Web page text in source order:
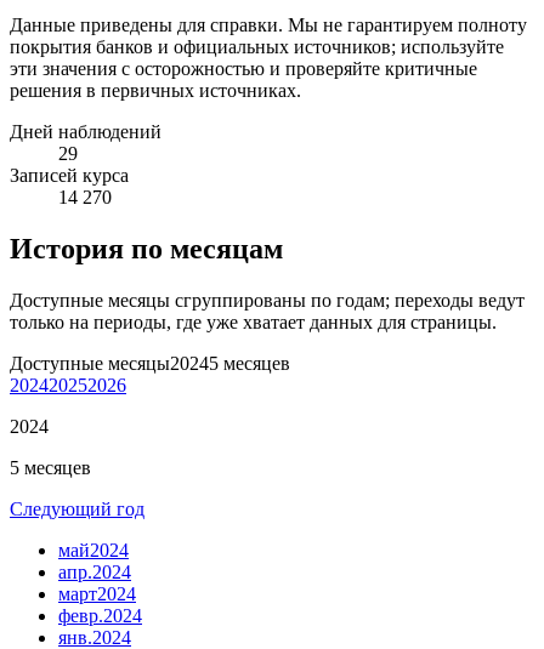
Данные приведены для справки. Мы не гарантируем полноту
покрытия банков и официальных источников; используйте
эти значения с осторожностью и проверяйте критичные
решения в первичных источниках.
Дней наблюдений
29
Записей курса
14 270
История по месяцам
Доступные месяцы сгруппированы по годам; переходы ведут
только на периоды, где уже хватает данных для страницы.
Доступные месяцы20245 месяцев
202420252026
2024
5 месяцев
Следующий год
май2024
апр.2024
март2024
февр.2024
янв.2024